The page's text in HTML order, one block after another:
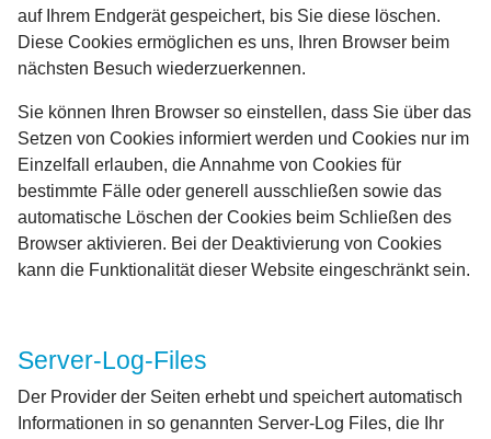
auf Ihrem Endgerät gespeichert, bis Sie diese löschen.
Diese Cookies ermöglichen es uns, Ihren Browser beim
nächsten Besuch wiederzuerkennen.
Sie können Ihren Browser so einstellen, dass Sie über das
Setzen von Cookies informiert werden und Cookies nur im
Einzelfall erlauben, die Annahme von Cookies für
bestimmte Fälle oder generell ausschließen sowie das
automatische Löschen der Cookies beim Schließen des
Browser aktivieren. Bei der Deaktivierung von Cookies
kann die Funktionalität dieser Website eingeschränkt sein.
Server-Log-Files
Der Provider der Seiten erhebt und speichert automatisch
Informationen in so genannten Server-Log Files, die Ihr